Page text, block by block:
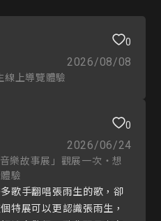
0
2026/08/08
線上導覽體驗
0
2026/06/24
樂故事展」觀展一次・想
驗
歌手翻唱張雨生的歌，卻
特展可以更認識張雨生，